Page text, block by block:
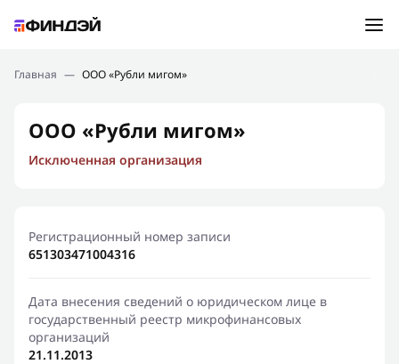
Подбор займа
Новости
Финансовое просвещение
Главная — ООО «Рубли мигом»
ООО «Рубли мигом»
Исключенная организация
Регистрационный номер записи
651303471004316
Дата внесения сведений о юридическом лице в
государственный реестр микрофинансовых
организаций
21.11.2013
Ошибка:Контактная форма не найдена.
Спасибо, что написали нам
Мы свяжемся с Вами в ближайшее время и сообщим
результат
Отправить новый запрос